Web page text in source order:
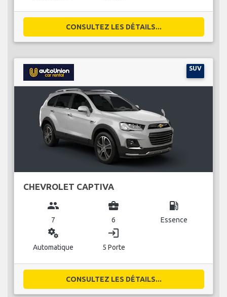
CONSULTEZ LES DÉTAILS...
SUV
CHEVROLET CAPTIVA
group
7
business_center
6
local_gas_station
Essence
miscellaneous_services
Automatique
login
5 Porte
CONSULTEZ LES DÉTAILS...